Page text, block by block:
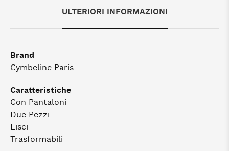
ULTERIORI INFORMAZIONI
Brand
Cymbeline Paris
Caratteristiche
Con Pantaloni
Due Pezzi
Lisci
Trasformabili